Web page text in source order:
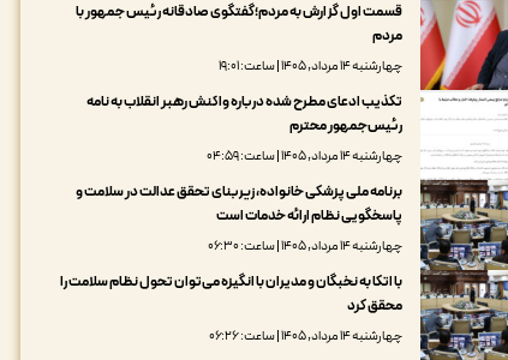
قسمت اول گزارش به مردم؛گفتگوی صادقانه رئیس جمهور با
مردم
چهارشنبه ۱۴ مرداد, ۱۴۰۵ | ساعت: ۱۹:۰۱
تکذیب ادعای مطرح شده درباره واکنش رهبر انقلاب به نامه
رئیس‌جمهور محترم
چهارشنبه ۱۴ مرداد, ۱۴۰۵ | ساعت: ۰۴:۵۹
برنامه ملی پزشکی خانواده، زیربنای تحقق عدالت در سلامت و
پاسخگویی نظام ارائه خدمات است
چهارشنبه ۱۴ مرداد, ۱۴۰۵ | ساعت: ۰۶:۳۰
با اتکا به نخبگان و مدیران با انگیزه می‌توان تحول نظام سلامت را
محقق کرد
چهارشنبه ۱۴ مرداد, ۱۴۰۵ | ساعت: ۰۶:۲۶